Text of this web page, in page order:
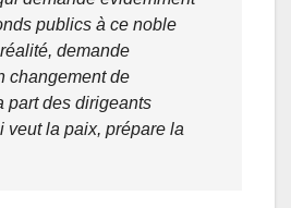
publics à ce noble
demande
changement de
part des dirigeants
veut la paix, prépare la